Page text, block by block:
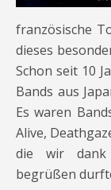
französische
dieses
Schon seit 10
Bands aus
Es waren
Alive,
die wir dank
begrüßen